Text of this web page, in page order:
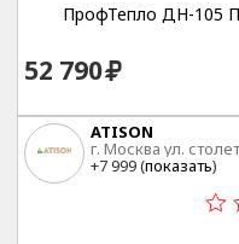
ПрофТепло ДН-105
52 790
ATISON
г. Москва ул.
+7 999 (показать)